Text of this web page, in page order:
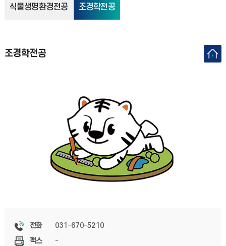
식물생명환경전공 조경학전공
조경학전공
전화
031-670-5210
팩스
-